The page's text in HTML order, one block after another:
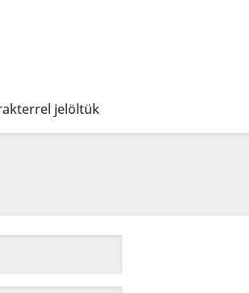
jelöltük